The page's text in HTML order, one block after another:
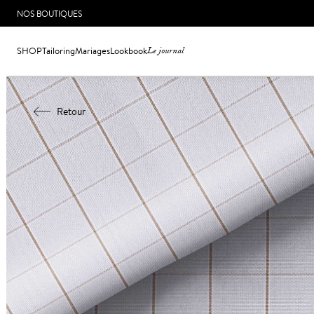
NOS BOUTIQUES
SHOPTailoringMariagesLookbookLe journal
Retour